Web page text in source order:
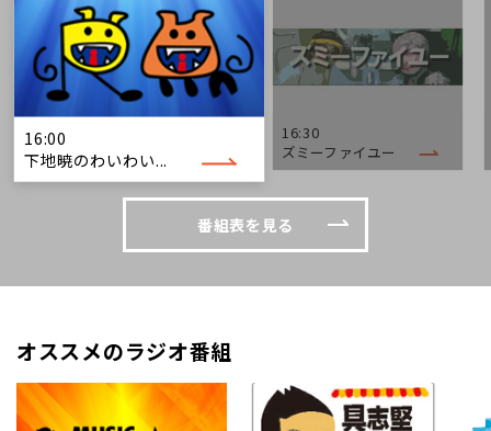
16:00
下地暁のわいわい...
16:30
ズミーファイユー
番組表を見る
オススメのラジオ番組